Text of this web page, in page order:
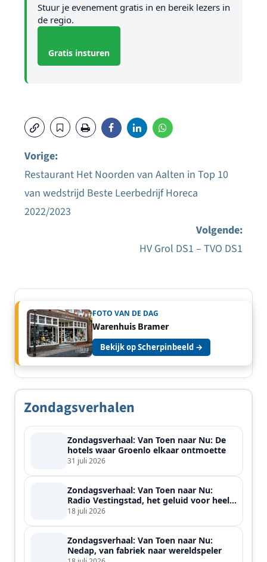
Stuur je evenement gratis in en bereik lezers in
de regio.
Gratis insturen
Bericht
navigatie
Vorige:
Restaurant Het Noorden van Aalten in Top 10
van wedstrijd Beste Leerbedrijf Horeca
2022/2023
Volgende:
HV Grol DS1 – TVO DS1
FOTO VAN DE DAG
Warenhuis Bramer
Bekijk op Scherpinbeeld →
Zondagsverhalen
Zondagsverhaal: Van Toen naar Nu: De
hotels waar Groenlo elkaar ontmoette
31 juli 2026
Zondagsverhaal: Van Toen naar Nu:
Radio Vestingstad, het geluid voor heel
de streek
18 juli 2026
Zondagsverhaal: Van Toen naar Nu:
Nedap, van fabriek naar wereldspeler